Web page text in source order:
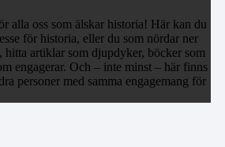
alla oss som älskar historia! Här kan du
för historia, eller du som nördar ner
artiklar som djupdyker, böcker som
engagerar. Och – inte minst – här finns
personer med samma engagemang för